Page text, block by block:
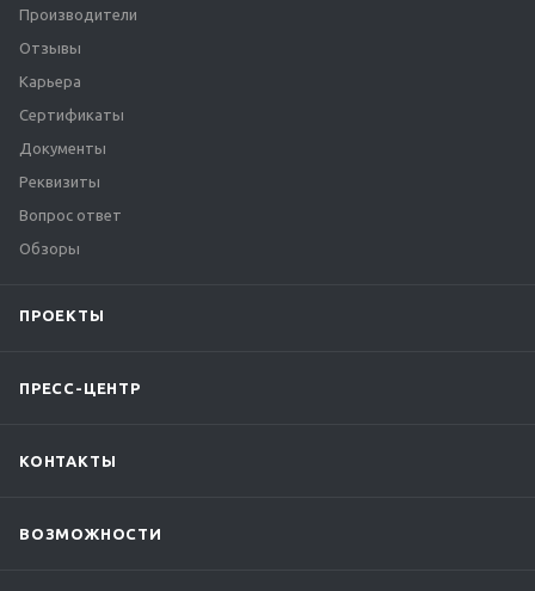
Производители
Отзывы
Карьера
Сертификаты
Документы
Реквизиты
Вопрос ответ
Обзоры
ПРОЕКТЫ
ПРЕСС-ЦЕНТР
КОНТАКТЫ
ВОЗМОЖНОСТИ